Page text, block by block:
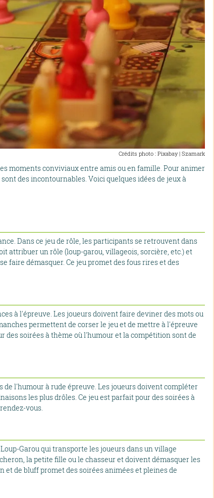
Crédits photo : Pixabay | Szamark
moments conviviaux entre amis ou en famille. Pour animer
des incontournables. Voici quelques idées de jeux à
Dans ce jeu de rôle, les participants se retrouvent dans
attribuer un rôle (loup-garou, villageois, sorcière, etc.) et
faire démasquer. Ce jeu promet des fous rires et des
à l'épreuve. Les joueurs doivent faire deviner des mots ou
permettent de corser le jeu et de mettre à l'épreuve
des soirées à thème où l'humour et la compétition sont de
l'humour à rude épreuve. Les joueurs doivent compléter
les plus drôles. Ce jeu est parfait pour des soirées à
vous.
Garou qui transporte les joueurs dans un village
la petite fille ou le chasseur et doivent démasquer les
et de bluff promet des soirées animées et pleines de